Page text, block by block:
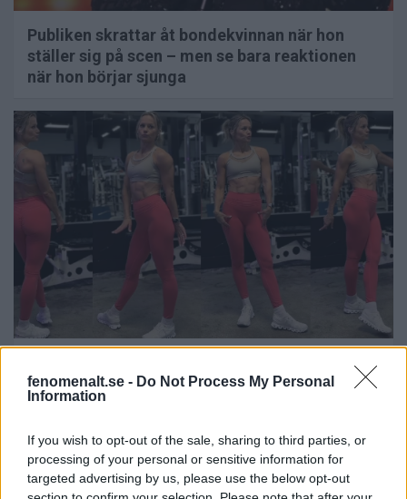
fenomenalt.se - Do Not Process My Personal
Information
If you wish to opt-out of the sale, sharing to third parties, or
processing of your personal or sensitive information for
targeted advertising by us, please use the below opt-out
Publiken skrattar åt bondekvinnan när hon
ställer sig på scen – men se bara reaktionen
när hon börjar sjunga
Unga hunkar dreglar efter henne på gymmet –
tills de får reda på hur gammal hon är